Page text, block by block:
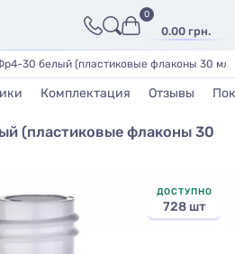
0.00 грн.
0
30 белый (пластиковые флаконы 30 мл)
Комплектация Отзывы
(пластиковые флаконы 30
ДОСТУПНО
728 шт